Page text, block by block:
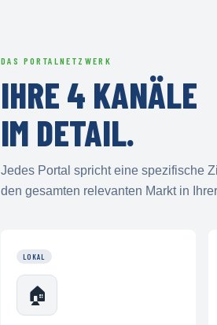
DAS PORTALNETZWERK
IHRE 4 KANÄLE
IM DETAIL.
Jedes Portal spricht eine spezifische
den gesamten relevanten Markt in
LOKAL
🏠